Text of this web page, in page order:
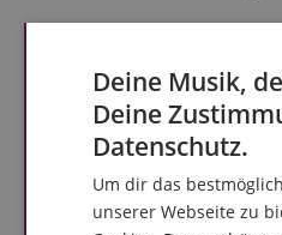
Deine Musik,
Deine
Datenschutz.
Um dir das
unserer Webseite zu